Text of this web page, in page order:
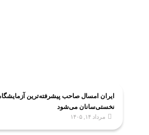
ایران امسال صاحب پیشرفته‌ترین
نخستی‌سانان می‌شود
مرداد ۱۴, ۱۴۰۵